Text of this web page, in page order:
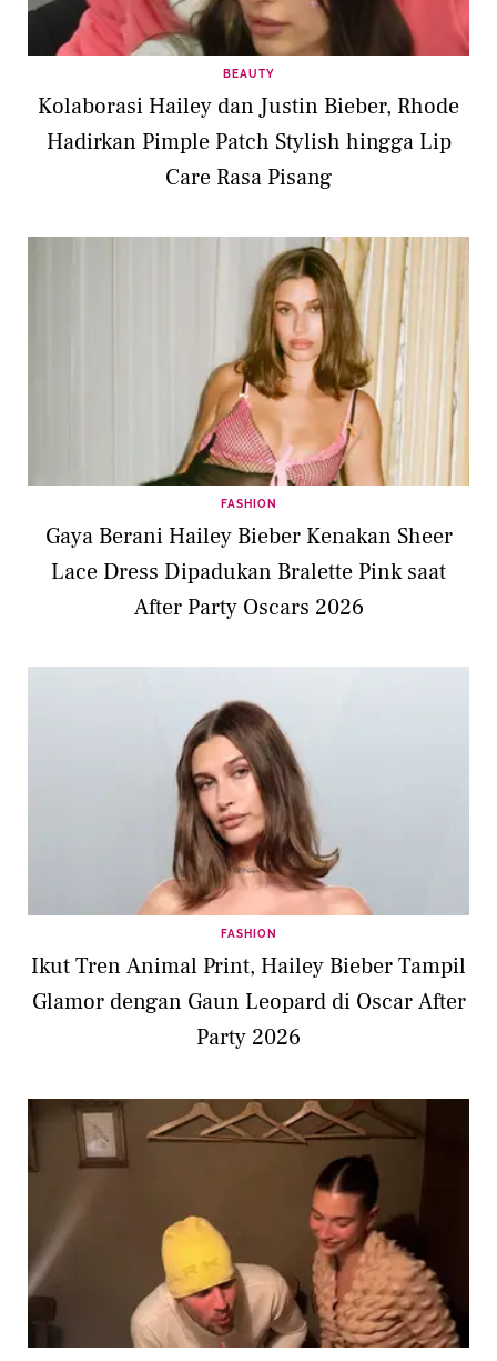
BEAUTY
Kolaborasi Hailey dan Justin Bieber, Rhode
Hadirkan Pimple Patch Stylish hingga Lip
Care Rasa Pisang
FASHION
Gaya Berani Hailey Bieber Kenakan Sheer
Lace Dress Dipadukan Bralette Pink saat
After Party Oscars 2026
FASHION
Ikut Tren Animal Print, Hailey Bieber Tampil
Glamor dengan Gaun Leopard di Oscar After
Party 2026